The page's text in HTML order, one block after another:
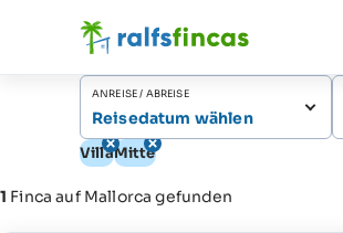
ANREISE / ABREISE
Reisedatum wählen
VillaMitte
1 Finca auf Mallorca gefunden